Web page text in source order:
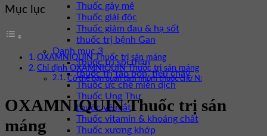
Thuốc gây mê
Thuốc giải độc
Thuốc giảm đau & hạ sốt
thuốc trị bệnh Gan
Danh mục 3
Thuốc trị sỏi thận
thuốc trị táo bón, tiêu chảy
Thuốc ức chế miễn dịch
Thuốc Ung Thư
thuốc về mắt
Thuốc vitamin & khoáng chất
Thuốc xương khớp
Mục lục
OXAMNIQUIN Thuốc trị sán máng
Chỉ định OXAMNIQUIN Thuốc trị sán máng
Có thể bạn quan tâm nhóm thuốc chữ N:
OXAMNIQUIN Thuốc trị sán
máng